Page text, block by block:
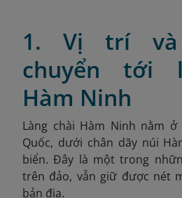
1. Vị trí và
chuyển tới
Hàm Ninh
Làng chài Hàm Ninh nằm
Quốc, dưới chân dãy núi
biển. Đây là một trong
trên đảo, vẫn giữ được nét
bản địa.